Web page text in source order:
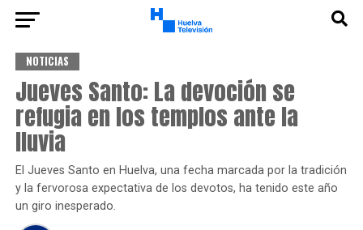
NOTICIAS
Jueves Santo: La devoción se
refugia en los templos ante la
lluvia
El Jueves Santo en Huelva, una fecha marcada por la tradición
y la fervorosa expectativa de los devotos, ha tenido este año
un giro inesperado.